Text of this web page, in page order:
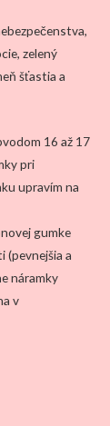
zelený
šťastia a
16 až 17
pri
upravím na
gumke
(pevnejšia a
náramky
v